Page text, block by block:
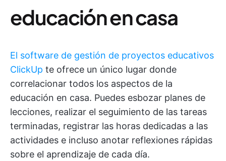
educación en casa
El software de gestión de proyectos educativos
ClickUp te ofrece un único lugar donde
correlacionar todos los aspectos de la
educación en casa. Puedes esbozar planes de
lecciones, realizar el seguimiento de las tareas
terminadas, registrar las horas dedicadas a las
actividades e incluso anotar reflexiones rápidas
sobre el aprendizaje de cada día.